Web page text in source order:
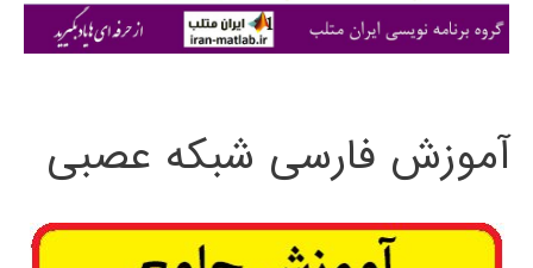
ی
آموزش فارسی شبکه عصبی